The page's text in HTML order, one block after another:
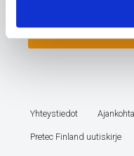
Yhteystiedot
Pretec Finland uutiskirje